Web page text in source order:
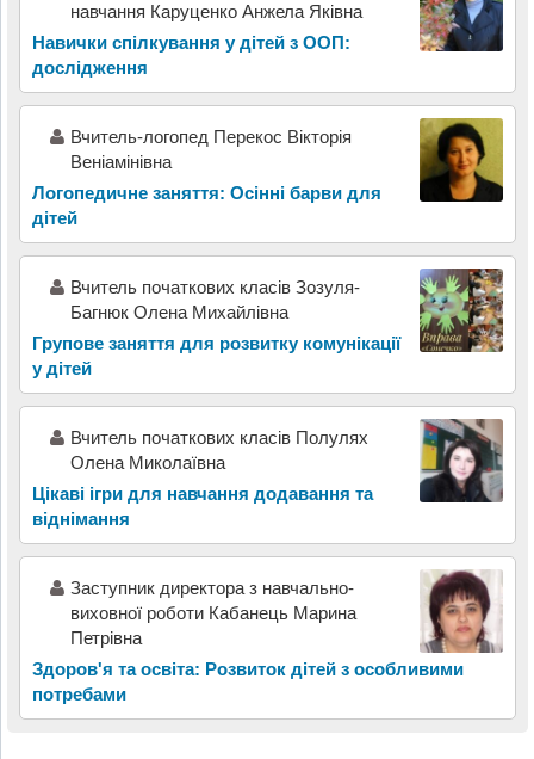
навчання Каруценко Анжела Яківна
Навички спілкування у дітей з ООП:
дослідження
Вчитель-логопед Перекос Вікторія
Веніамінівна
Логопедичне заняття: Осінні барви для
дітей
Вчитель початкових класів Зозуля-
Багнюк Олена Михайлівна
Групове заняття для розвитку комунікації
у дітей
Вчитель початкових класів Полулях
Олена Миколаївна
Цікаві ігри для навчання додавання та
віднімання
Заступник директора з навчально-
виховної роботи Кабанець Марина
Петрівна
Здоров'я та освіта: Розвиток дітей з особливими
потребами